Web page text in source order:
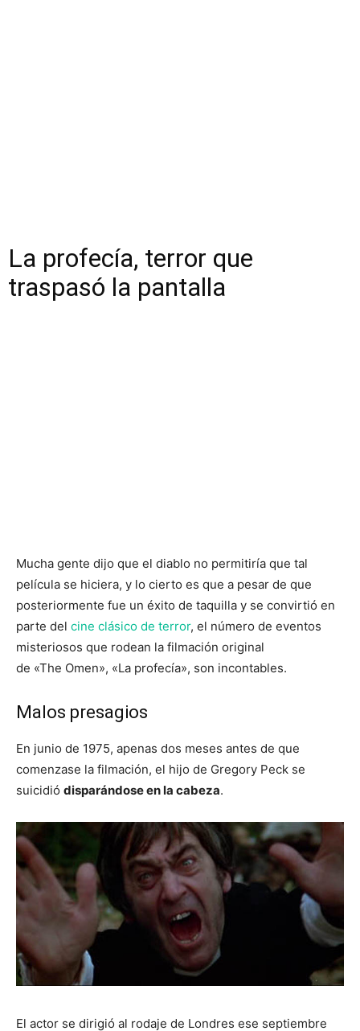
La profecía, terror que
traspasó la pantalla
Mucha gente dijo que el diablo no permitiría que tal
película se hiciera, y lo cierto es que a pesar de que
posteriormente fue un éxito de taquilla y se convirtió en
parte del cine clásico de terror, el número de eventos
misteriosos que rodean la filmación original
de «The Omen», «La profecía», son incontables.
Malos presagios
En junio de 1975, apenas dos meses antes de que
comenzase la filmación, el hijo de Gregory Peck se
suicidió disparándose en la cabeza.
El actor se dirigió al rodaje de Londres ese septiembre